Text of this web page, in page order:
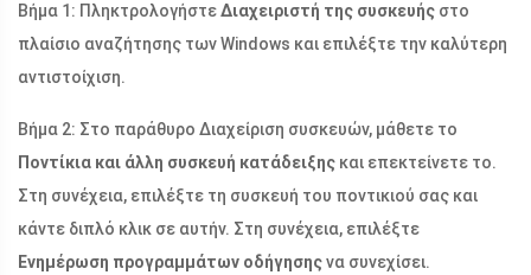
Βήμα 1: ΠληκτρολογήστεΔιαχειριστή της συσκευής στο
πλαίσιο αναζήτησης των Windows και επιλέξτε την καλύτερη
αντιστοίχιση.
Βήμα 2: Στο παράθυρο Διαχείριση συσκευών, μάθετε το
Ποντίκια και άλλη συσκευή κατάδειξης και επεκτείνετε το.
Στη συνέχεια, επιλέξτε τη συσκευή του ποντικιού σας και
κάντε διπλό κλικ σε αυτήν. Στη συνέχεια, επιλέξτε
Ενημέρωση προγραμμάτων οδήγησηςνα συνεχίσει.